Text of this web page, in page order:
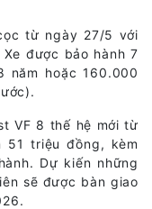
từ ngày 27/5 với
được bảo hành 7
năm hoặc 160.000
VF 8 thế hệ mới từ
triệu đồng, kèm
Dự kiến những
sẽ được bàn giao